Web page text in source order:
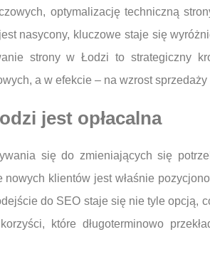
optymalizację techniczną
nasycony, kluczowe staje się
strony w Łodzi to strategiczny
a w efekcie – na wzrost
jest opłacalna
się do zmieniających się
klientów jest właśnie
do SEO staje się nie tyle opcją,
które długoterminowo